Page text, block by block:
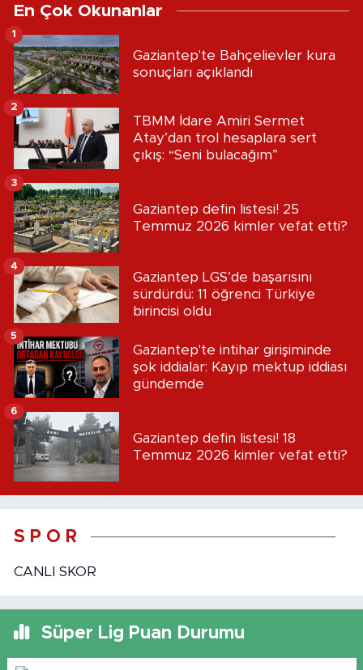
En Çok Okunanlar
Gaziantep'te Bahçelievler kura
sonuçları açıklandı
1
TBMM İdare Amiri Sermet
Atay’dan trol hesaplara sert
çıkış: “Seni bulacağım”
2
Gaziantep defin listesi! 25
Temmuz 2026 kimler vefat etti?
3
Gaziantep LGS’de başarısını
sürdürdü: 11 öğrenci Türkiye
birincisi oldu
4
Gaziantep'te intihar girişiminde
şok iddialar: Kayıp mektup iddiası
gündemde
5
Gaziantep defin listesi! 18
Temmuz 2026 kimler vefat etti?
6
S P O R
CANLI SKOR
Süper Lig Puan Durumu